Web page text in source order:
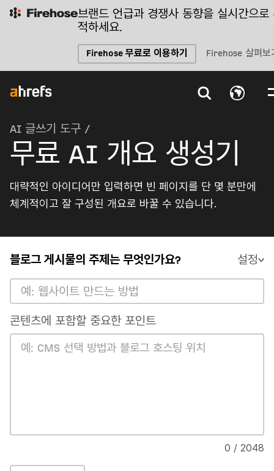
브랜드 언급과 경쟁사 동향을 실시간으로
적하세요.
Firehose 무료로 이용하기 Firehose 살펴
AI 글쓰기 도구 /
무료 AI 개요 생성기
대략적인 아이디어만 입력하면 빈 페이지를 단 몇 분만에
체계적이고 잘 구성된 개요로 바꿀 수 있습니다.
블로그 게시물의 주제는 무엇인가요? 설정
콘텐츠에 포함할 중요한 포인트
0 / 2048